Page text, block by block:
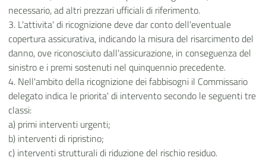
necessario, ad altri prezzari ufficiali di riferimento.
3. L'attivita' di ricognizione deve dar conto dell'eventuale
copertura assicurativa, indicando la misura del risarcimento del
danno, ove riconosciuto dall'assicurazione, in conseguenza del
sinistro e i premi sostenuti nel quinquennio precedente.
4. Nell'ambito della ricognizione dei fabbisogni il Commissario
delegato indica le priorita' di intervento secondo le seguenti tre
classi:
a) primi interventi urgenti;
b) interventi di ripristino;
c) interventi strutturali di riduzione del rischio residuo.